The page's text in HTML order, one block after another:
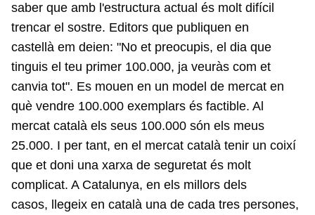
saber que amb l'estructura actual és molt difícil
trencar el sostre. Editors que publiquen en
castellà em deien: "No et preocupis, el dia que
tinguis el teu primer 100.000, ja veuràs com et
canvia tot". Es mouen en un model de mercat en
què vendre 100.000 exemplars és factible. Al
mercat català els seus 100.000 són els meus
25.000. I per tant, en el mercat català tenir un coixí
que et doni una xarxa de seguretat és molt
complicat. A Catalunya, en els millors dels
casos, llegeix en català una de cada tres persones,